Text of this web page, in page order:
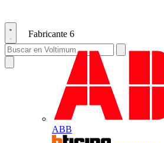
Fabricante 6
ABB